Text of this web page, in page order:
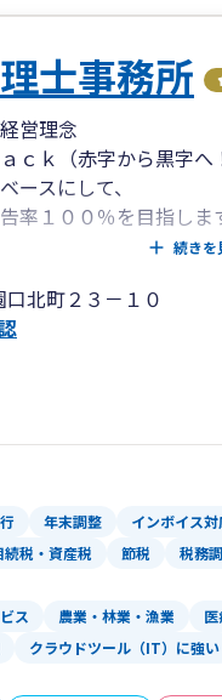
士事務所
営理念
ｋ（赤字から黒字へ
ースにして、
率１００％を目指しま
ｅ（争族から想続へ
事情は様々ですが、
ていく『想続』になる
続きを
北町２３－１０
年末調整 インボイス対
続税・資産税 節税 税務
ス 農業・林業・漁業
クラウドツール（IT）に強い